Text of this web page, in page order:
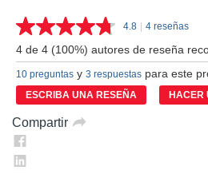
4.8 Lea
reseñas.
Enlace
en
misma
| 4 reseñas
4 de 4 (100%) autores de reseña
10 preguntas y 3 respuestas para este
ESCRIBA UNA RESEÑA HACER
Compartir